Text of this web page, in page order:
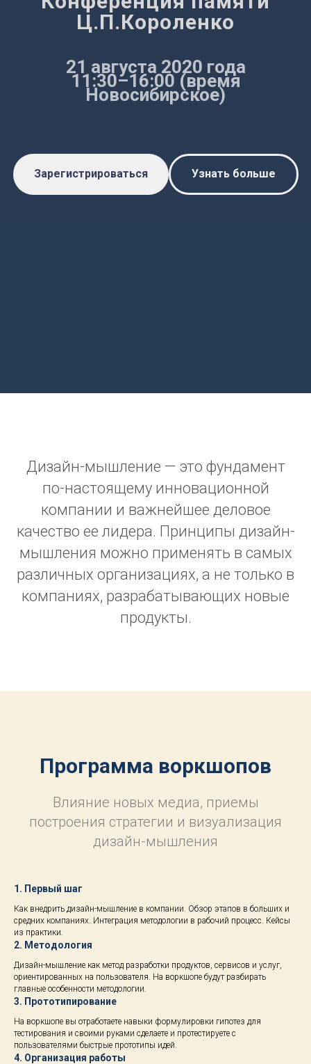
Ц.П.Короленко
21 августа 2020 года
11:30–16:00 (время
Новосибирское)
Зарегистрироваться Узнать больше
Дизайн-мышление — это фундамент
по-настоящему инновационной
компании и важнейшее деловое
качество ее лидера. Принципы дизайн-
мышления можно применять в самых
различных организациях, а не только в
компаниях, разрабатывающих новые
продукты.
Программа воркшопов
Влияние новых медиа, приемы
построения стратегии и визуализация
дизайн-мышления
1. Первый шаг
Как внедрить дизайн-мышление в компании. Обзор этапов в больших и
средних компаниях. Интеграция методологии в рабочий процесс. Кейсы
из практики.
2. Методология
Дизайн-мышление как метод разработки продуктов, сервисов и услуг,
ориентированных на пользователя. На воркшопе будут разбирать
главные особенности методологии.
3. Прототипирование
На воркшопе вы отработаете навыки формулировки гипотез для
тестирования и своими руками сделаете и протестируете с
пользователями быстрые прототипы идей.
4. Организация работы